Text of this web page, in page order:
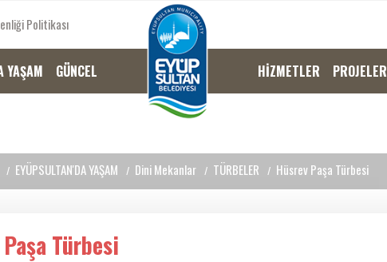
Politikası
YAŞAM GÜNCEL HİZMETLER PROJELER
EYÜPSULTAN'DA YAŞAM Dini Mekanlar TÜRBELER Hüsrev Paşa Türbesi
Türbesi